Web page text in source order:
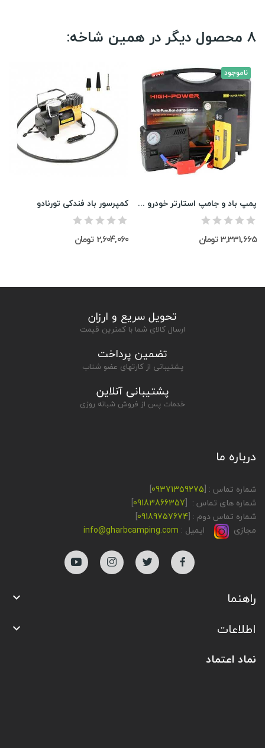
8 محصول دیگر در همین شاخه:
کمپرسور باد فندکی تورنادو
2,604,060 تومان
ناموجود
پمپ باد و جامپ استارتر خودرو مدل TM15
3,331,665 تومان
تحویل سریع و ارزان
ارسال کالای شما با کمترین قیمت
تضمین پرداخت
پشتیبانی از کارتهای عضو شتاب
پشتیبانی آنلاین
خدمات پس از فروش شبانه روزی
درباره ما
شماره تماس : [09371359275
]
شماره های تماس : [09183866357
]
شماره تماس دوم : [09189757674
]
مجازی
ایمیل : info@gharbcamping.com
راهنما 
اطلاعات 
نماد اعتماد